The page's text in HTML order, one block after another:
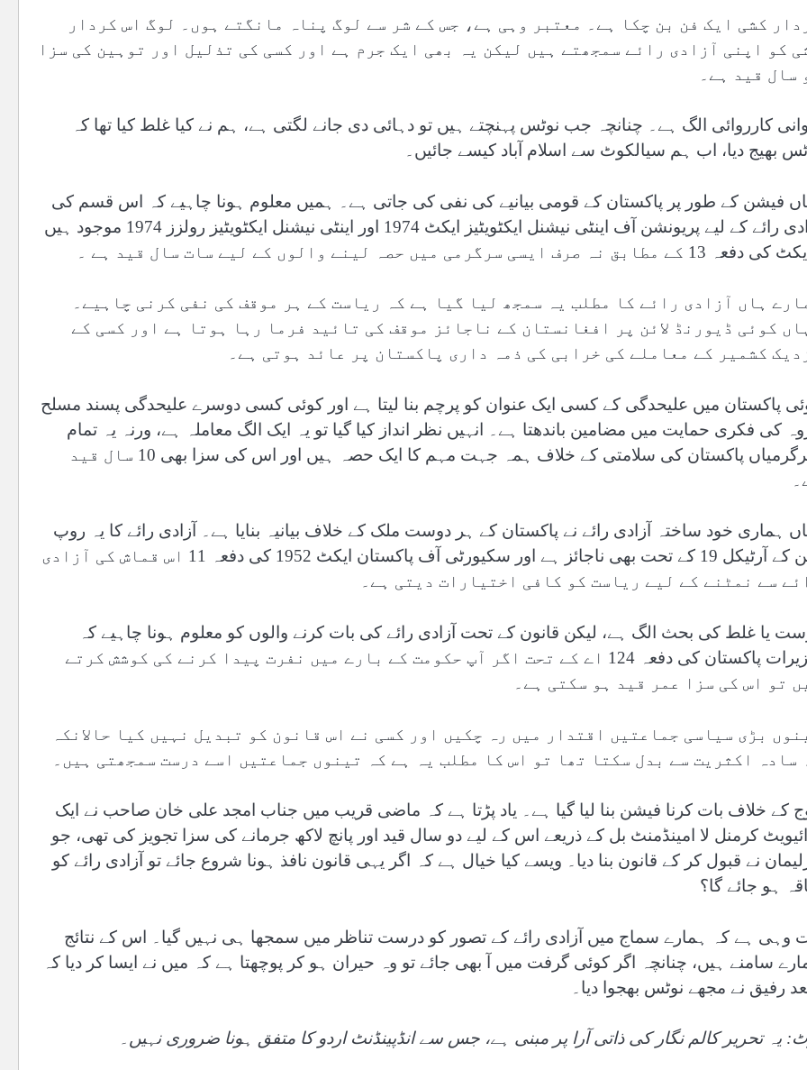
کشی ایک فن بن چکا ہے۔ معتبر وہی ہے، جس کے شر سے لوگ پناہ مانگتے ہوں۔ لوگ اس کردار
کو اپنی آزادی رائے سمجھتے ہیں لیکن یہ بھی ایک جرم ہے اور کسی کی تذلیل اور توہین کی سزا
سال قید ہے۔
کارروائی الگ ہے۔ چنانچہ جب نوٹس پہنچتے ہیں تو دہائی دی جانے لگتی ہے، ہم نے کیا غلط کیا تھا کہ
بھیج دیا، اب ہم سیالکوٹ سے اسلام آباد کیسے جائیں۔
فیشن کے طور پر پاکستان کے قومی بیانیے کی نفی کی جاتی ہے۔ ہمیں معلوم ہونا چاہیے کہ اس قسم کی
آزادی رائے کے لیے پریونشن آف اینٹی نیشنل ایکٹویٹیز ایکٹ 1974 اور اینٹی نیشنل ایکٹویٹیز رولزز 1974 موجود ہیں
13 کے مطابق نہ صرف ایسی سرگرمی میں حصہ لینے والوں کے لیے سات سال قید ہے ۔
ہاں آزادی رائے کا مطلب یہ سمجھ لیا گیا ہے کہ ریاست کے ہر موقف کی نفی کرنی چاہیے۔
کوئی ڈیورنڈ لائن پر افغانستان کے ناجائز موقف کی تائید فرما رہا ہوتا ہے اور کسی کے
کشمیر کے معاملے کی خرابی کی ذمہ داری پاکستان پر عائد ہوتی ہے۔
پاکستان میں علیحدگی کے کسی ایک عنوان کو پرچم بنا لیتا ہے اور کوئی کسی دوسرے علیحدگی پسند مسلح
کی فکری حمایت میں مضامین باندھتا ہے۔ انہیں نظر انداز کیا گیا تو یہ ایک الگ معاملہ ہے، ورنہ یہ تمام
سرگرمیاں پاکستان کی سلامتی کے خلاف ہمہ جہت مہم کا ایک حصہ ہیں اور اس کی سزا بھی 10 سال قید
ہماری خود ساختہ آزادی رائے نے پاکستان کے ہر دوست ملک کے خلاف بیانیہ بنایا ہے۔ آزادی رائے کا یہ روپ
آئین کے آرٹیکل 19 کے تحت بھی ناجائز ہے اور سکیورٹی آف پاکستان ایکٹ 1952 کی دفعہ 11 اس قماش کی آزادی
سے نمٹنے کے لیے ریاست کو کافی اختیارات دیتی ہے۔
یا غلط کی بحث الگ ہے، لیکن قانون کے تحت آزادی رائے کی بات کرنے والوں کو معلوم ہونا چاہیے کہ
تعزیرات پاکستان کی دفعہ 124 اے کے تحت اگر آپ حکومت کے بارے میں نفرت پیدا کرنے کی کوشش کرتے
تو اس کی سزا عمر قید ہو سکتی ہے۔
بڑی سیاسی جماعتیں اقتدار میں رہ چکیں اور کسی نے اس قانون کو تبدیل نہیں کیا حالانکہ
سادہ اکثریت سے بدل سکتا تھا تو اس کا مطلب یہ ہے کہ تینوں جماعتیں اسے درست سمجھتی ہیں۔
کے خلاف بات کرنا فیشن بنا لیا گیا ہے۔ یاد پڑتا ہے کہ ماضی قریب میں جناب امجد علی خان صاحب نے ایک
کرمنل لا امینڈمنٹ بل کے ذریعے اس کے لیے دو سال قید اور پانچ لاکھ جرمانے کی سزا تجویز کی تھی، جو
نے قبول کر کے قانون بنا دیا۔ ویسے کیا خیال ہے کہ اگر یہی قانون نافذ ہونا شروع جائے تو آزادی رائے کو
ہو جائے گا؟
وہی ہے کہ ہمارے سماج میں آزادی رائے کے تصور کو درست تناظر میں سمجھا ہی نہیں گیا۔ اس کے نتائج
سامنے ہیں، چنانچہ اگر کوئی گرفت میں آ بھی جائے تو وہ حیران ہو کر پوچھتا ہے کہ میں نے ایسا کر دیا کہ
رفیق نے مجھے نوٹس بھجوا دیا۔
یہ تحریر کالم نگار کی ذاتی آرا پر مبنی ہے، جس سے انڈپینڈنٹ اردو کا متفق ہونا ضروری نہیں۔